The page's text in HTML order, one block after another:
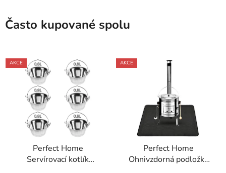
Často kupované spolu
AKCE
Perfect Home
Servírovací kotlík
AKCE
Perfect Home
Ohnivzdorná podložka